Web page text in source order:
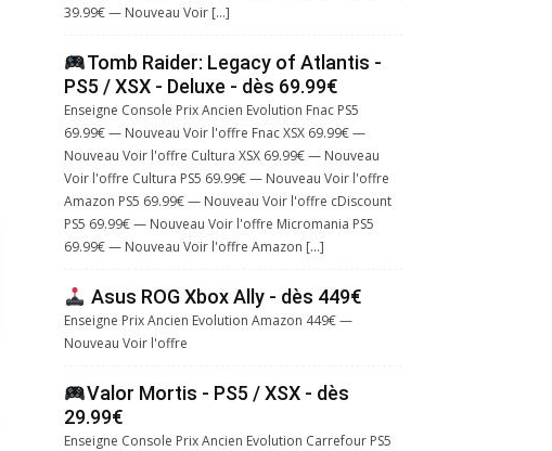
39.99€ — Nouveau Voir […]
Tomb Raider: Legacy of Atlantis -
PS5 / XSX - Deluxe - dès 69.99€
Enseigne Console Prix Ancien Evolution Fnac PS5
69.99€ — Nouveau Voir l'offre Fnac XSX 69.99€ —
Nouveau Voir l'offre Cultura XSX 69.99€ — Nouveau
Voir l'offre Cultura PS5 69.99€ — Nouveau Voir l'offre
Amazon PS5 69.99€ — Nouveau Voir l'offre cDiscount
PS5 69.99€ — Nouveau Voir l'offre Micromania PS5
69.99€ — Nouveau Voir l'offre Amazon […]
Asus ROG Xbox Ally - dès 449€
Enseigne Prix Ancien Evolution Amazon 449€ —
Nouveau Voir l'offre
Valor Mortis - PS5 / XSX - dès
29.99€
Enseigne Console Prix Ancien Evolution Carrefour PS5